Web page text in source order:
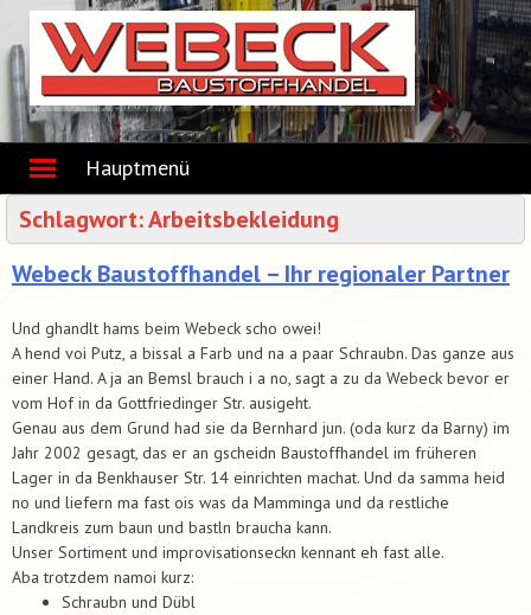
content
Hauptmenü
Schlagwort:Arbeitsbekleidung
Webeck Baustoffhandel – Ihr regionaler Partner
Und ghandlt hams beim Webeck scho owei!
A hend voi Putz, a bissal a Farb und na a paar Schraubn. Das ganze aus
einer Hand. A ja an Bemsl brauch i a no, sagt a zu da Webeck bevor er
vom Hof in da Gottfriedinger Str. ausigeht.
Genau aus dem Grund had sie da Bernhard jun. (oda kurz da Barny) im
Jahr 2002 gesagt, das er an gscheidn Baustoffhandel im früheren
Lager in da Benkhauser Str. 14 einrichten machat. Und da samma heid
no und liefern ma fast ois was da Mamminga und da restliche
Landkreis zum baun und bastln braucha kann.
Unser Sortiment und improvisationseckn kennant eh fast alle.
Aba trotzdem namoi kurz:
Schraubn und Dübl